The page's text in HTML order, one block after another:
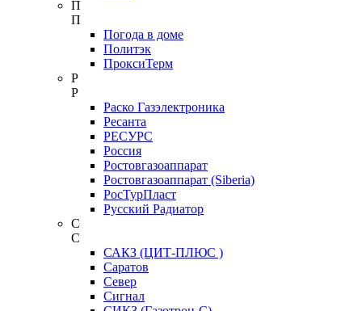
П
П
Погода в доме
Политэк
ПроксиТерм
Р
Р
Раско Газэлектроника
Ресанта
РЕСУРС
Россия
Ростовгазоаппарат
Ростовгазоаппарат (Siberia)
РосТурПласт
Русский Радиатор
С
С
САКЗ (ЦИТ-ПЛЮС )
Саратов
Север
Сигнал